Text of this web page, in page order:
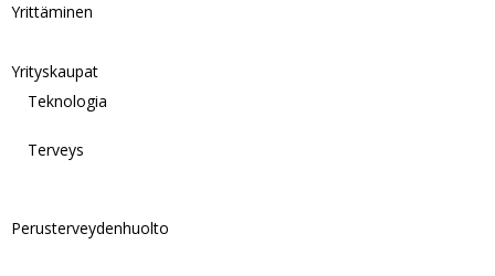
Yrittäminen
Yrityskaupat
Teknologia
Terveys
Perusterveydenhuolto